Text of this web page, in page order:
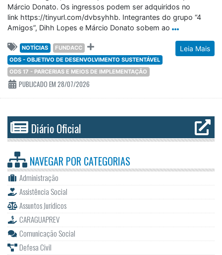
Márcio Donato. Os ingressos podem ser adquiridos no
link https://tinyurl.com/dvbsyhhb. Integrantes do grupo “4
Amigos”, Dihh Lopes e Márcio Donato sobem ao
Leia Mais
NOTÍCIAS
FUNDACC
ODS - OBJETIVO DE DESENVOLVIMENTO SUSTENTÁVEL
ODS 17 - PARCERIAS E MEIOS DE IMPLEMENTAÇÃO
PUBLICADO EM 28/07/2026
Diário Oficial
NAVEGAR POR CATEGORIAS
Administração
Assistência Social
Assuntos Jurídicos
CARAGUAPREV
Comunicação Social
Defesa Civil